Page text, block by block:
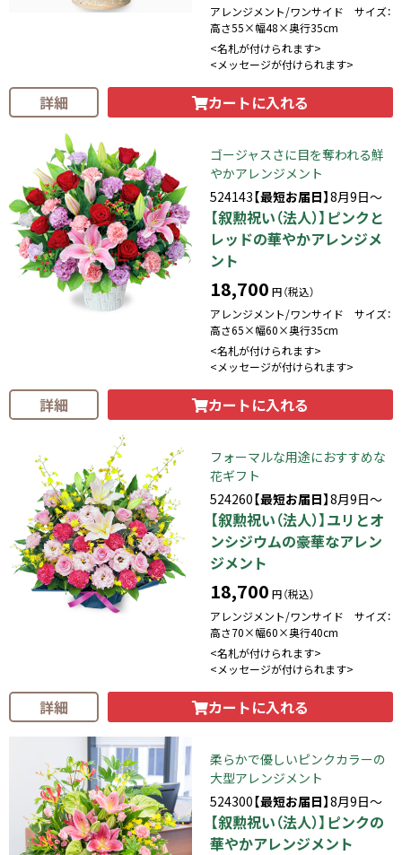
アレンジメント/ワンサイド サイズ：
高さ55×幅48×奥行35cm
<名札が付けられます>
<メッセージが付けられます>
詳細 カートに入れる
ゴージャスさに目を奪われる鮮
やかアレンジメント
524143【最短お届日】8月9日～
【叙勲祝い（法人）】ピンクと
レッドの華やかアレンジメ
ント
18,700 円（税込）
アレンジメント/ワンサイド サイズ：
高さ65×幅60×奥行35cm
<名札が付けられます>
<メッセージが付けられます>
詳細 カートに入れる
フォーマルな用途におすすめな
花ギフト
524260【最短お届日】8月9日～
【叙勲祝い（法人）】ユリとオ
ンシジウムの豪華なアレン
ジメント
18,700 円（税込）
アレンジメント/ワンサイド サイズ：
高さ70×幅60×奥行40cm
<名札が付けられます>
<メッセージが付けられます>
詳細 カートに入れる
柔らかで優しいピンクカラーの
大型アレンジメント
524300【最短お届日】8月9日～
【叙勲祝い（法人）】ピンクの
華やかアレンジメント